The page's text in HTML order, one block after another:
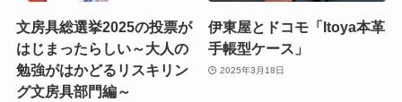
文房具総選挙2025の投票が
はじまったらしい～大人の
勉強がはかどるリスキリン
グ文房具部門編～
伊東屋とドコモ「Itoya本革
手帳型ケース」
2025年3月18日